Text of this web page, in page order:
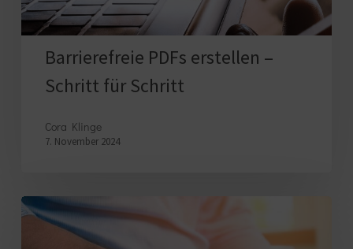
Barrierefreie PDFs erstellen –
Schritt für Schritt
Cora Klinge
7. November 2024
Barrierefreiheit